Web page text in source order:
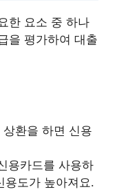
한 요소 중 하나
을 평가하여 대출
환을 하면 신용
용카드를 사용하
용도가 높아져요.